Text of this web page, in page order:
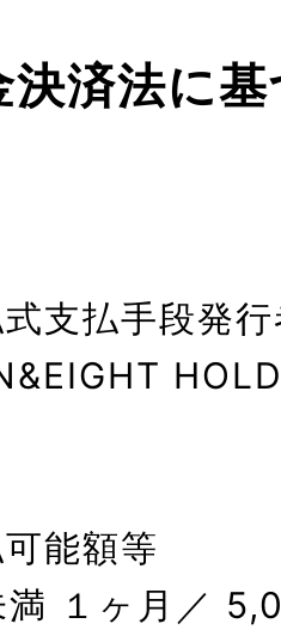
決済法に
支払手段発行
能額等
満 １ヶ月／